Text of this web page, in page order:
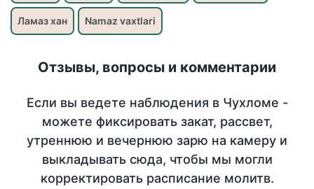
Ламаз хан Namaz vaxtlari
Отзывы, вопросы и комментарии
Если вы ведете наблюдения в Чухломе -
можете фиксировать закат, рассвет,
утреннюю и вечернюю зарю на камеру и
выкладывать сюда, чтобы мы могли
корректировать расписание молитв.